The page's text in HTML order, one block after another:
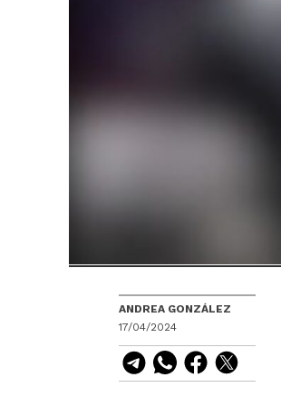
ANDREA GONZÁLEZ
17/04/2024